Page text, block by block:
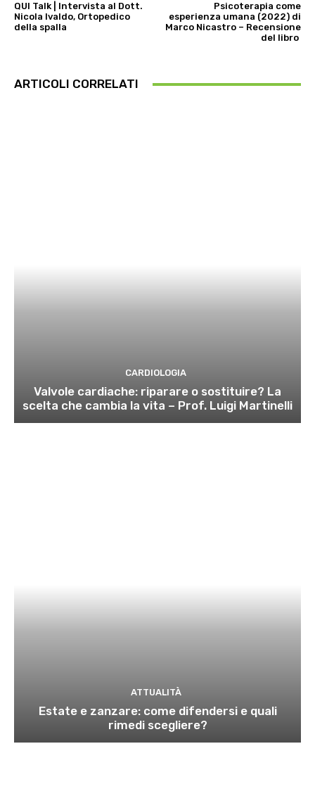
QUI Talk | Intervista al Dott.
Nicola Ivaldo, Ortopedico
della spalla
Psicoterapia come
esperienza umana (2022) di
Marco Nicastro – Recensione
del libro
ARTICOLI CORRELATI
CARDIOLOGIA
Valvole cardiache: riparare o sostituire? La
scelta che cambia la vita – Prof. Luigi Martinelli
ATTUALITÀ
Estate e zanzare: come difendersi e quali
rimedi scegliere?